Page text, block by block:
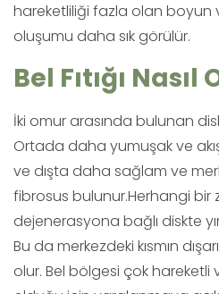
hareketliliği fazla olan boyun
oluşumu daha sık görülür.
Bel Fıtığı Nasıl
İki omur arasında bulunan
Ortada daha yumuşak ve
ve dışta daha sağlam ve
fibrosus bulunur.Herhangi bir
dejenerasyona bağlı diskte
Bu da merkezdeki kısmın
olur. Bel bölgesi çok hareketli